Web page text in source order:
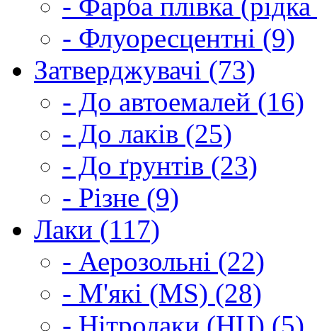
- Флуоресцентні (9)
Затверджувачі (73)
- До автоемалей (16)
- До лаків (25)
- До ґрунтів (23)
- Різне (9)
Лаки (117)
- Аерозольні (22)
- М'які (MS) (28)
- Нітролаки (НЦ) (5)